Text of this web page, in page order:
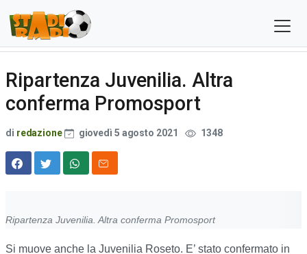
Ripartenza Juvenilia. Altra
conferma Promosport
di redazione giovedì 5 agosto 2021 1348
Ripartenza Juvenilia. Altra conferma Promosport
Si muove anche la Juvenilia Roseto. E’ stato confermato in